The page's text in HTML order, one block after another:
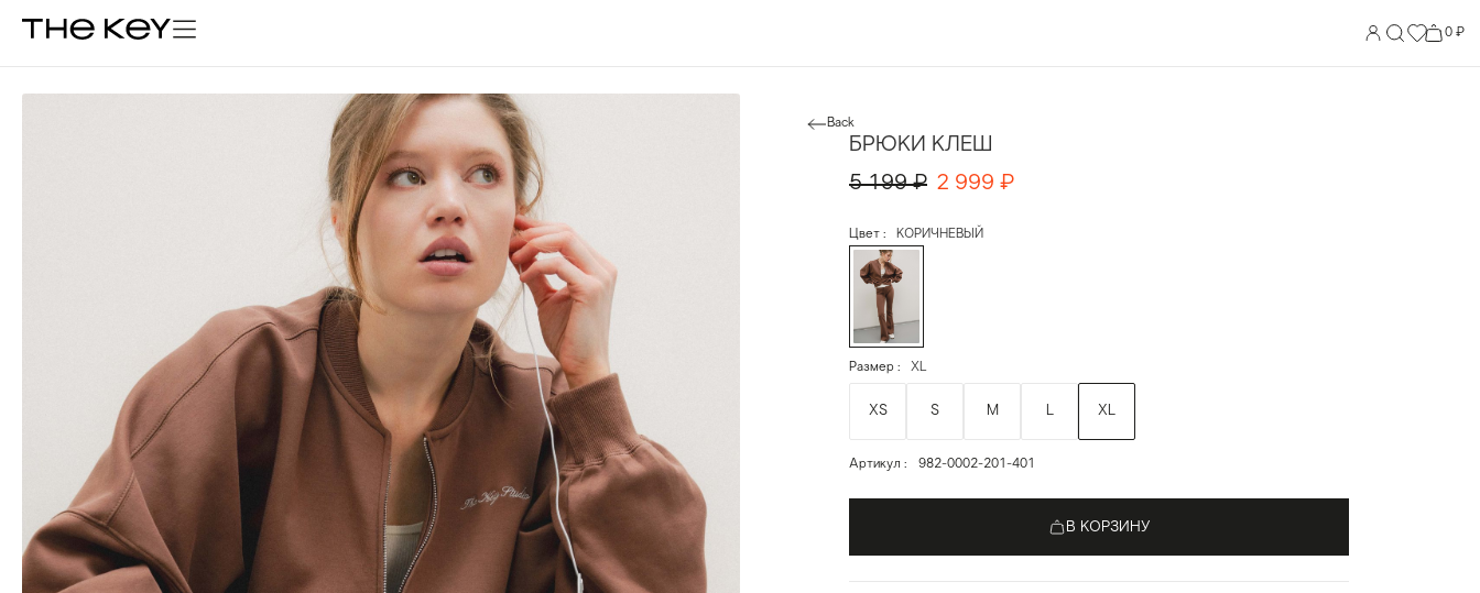
0 ₽
Back
БРЮКИ КЛЕШ
2 999 ₽
5 199 ₽
Цвет КОРИЧНЕВЫЙ
Размер XL
XS S M L XL
Артикул 982-0002-201-401
В КОРЗИНУ